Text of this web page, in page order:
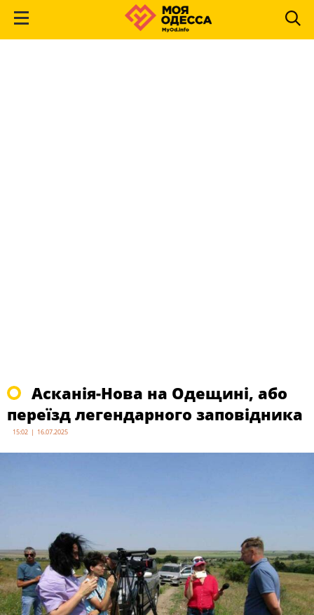
Асканія-Нова на Одещині, або
переїзд легендарного заповідника
15:02 | 16.07.2025